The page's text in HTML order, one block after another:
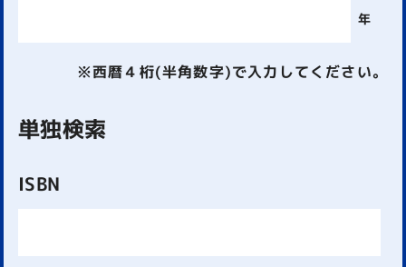
年
※西暦４桁(半角数字)で入力してください。
単独検索
ISBN